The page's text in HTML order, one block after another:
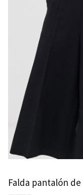
Falda pantalón de